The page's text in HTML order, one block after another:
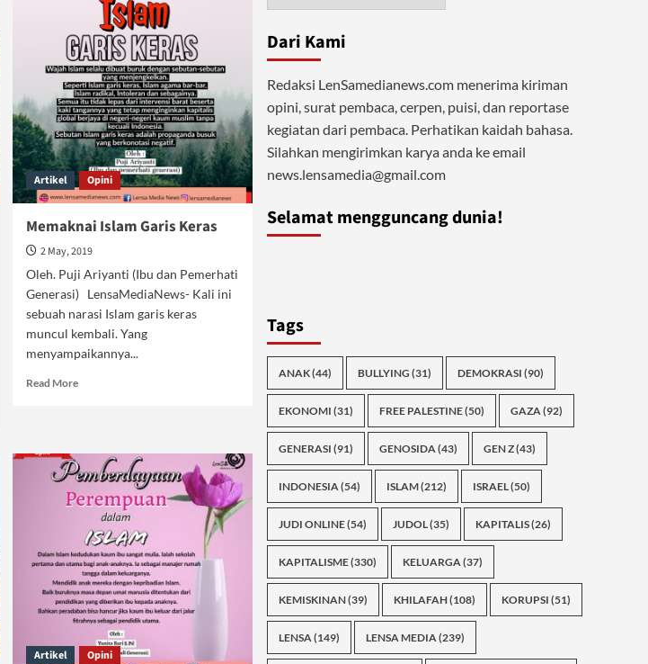
Artikel Opini
Memaknai Islam Garis Keras
2 May, 2019
Oleh. Puji Ariyanti (Ibu dan Pemerhati
Generasi) LensaMediaNews- Kali ini
sebuah narasi Islam garis keras
muncul kembali. Yang
menyampaikannya...
Read MoreRead
Garis
Keras
Artikel Opini
Dari Kami
Redaksi LenSamedianews.com menerima kiriman
opini, surat pembaca, cerpen, puisi, dan reportase
kegiatan dari pembaca. Perhatikan kaidah bahasa.
Silahkan mengirimkan karya anda ke email
news.lensamedia@gmail.com
Selamat mengguncang dunia!
Tags
ANAK(44) BULLYING (31) DEMOKRASI (90)
EKONOMI (31) FREE PALESTINE(50) GAZA(92)
GENERASI (91) GENOSIDA(43) GEN Z(43)
INDONESIA(54) ISLAM(212) ISRAEL(50)
JUDI ONLINE(54) JUDOL(35) KAPITALIS(26)
KAPITALISME(330) KELUARGA(37)
KEMISKINAN(39) KHILAFAH(108) KORUPSI (51)
LENSA(149) LENSA MEDIA(239)